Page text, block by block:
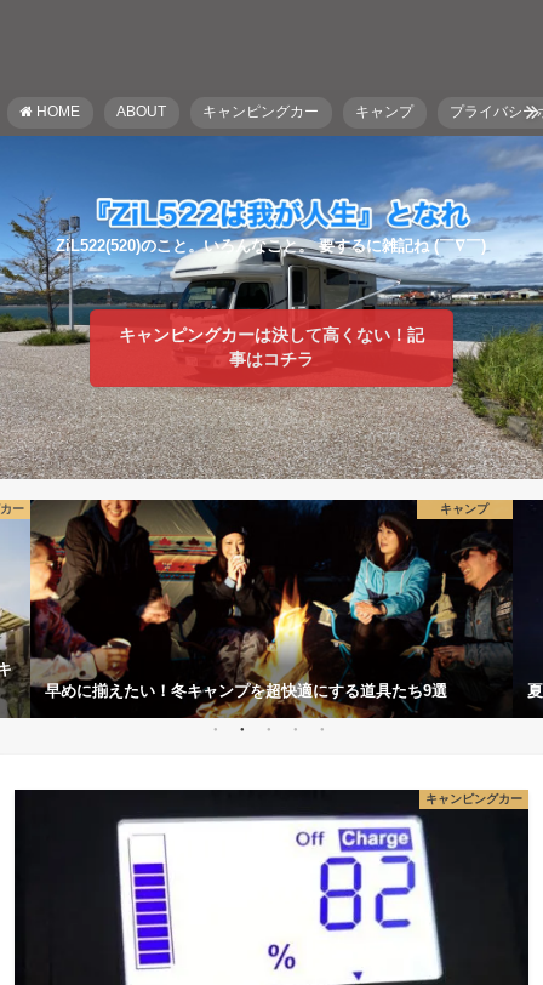
HOME ABOUT キャンピングカー キャンプ プライバシー
ZiL522(520)のこと。いろんなこと。 要するに雑記ね (￣∇￣)
キャンピングカーは決して高くない！記
事はコチラ
キャンプ
夏のキャンプよりも冬キャンプが絶対オススメな8つの理由
キャンピングカー